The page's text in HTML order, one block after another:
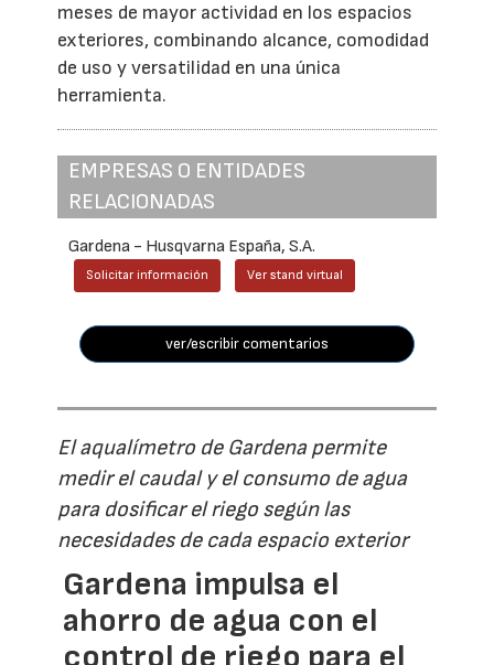
meses de mayor actividad en los espacios
exteriores, combinando alcance, comodidad
de uso y versatilidad en una única
herramienta.
EMPRESAS O ENTIDADES
RELACIONADAS
Gardena - Husqvarna España, S.A.
Solicitar información Ver stand virtual
ver/escribir comentarios
El aqualímetro de Gardena permite
medir el caudal y el consumo de agua
para dosificar el riego según las
necesidades de cada espacio exterior
Gardena impulsa el
ahorro de agua con el